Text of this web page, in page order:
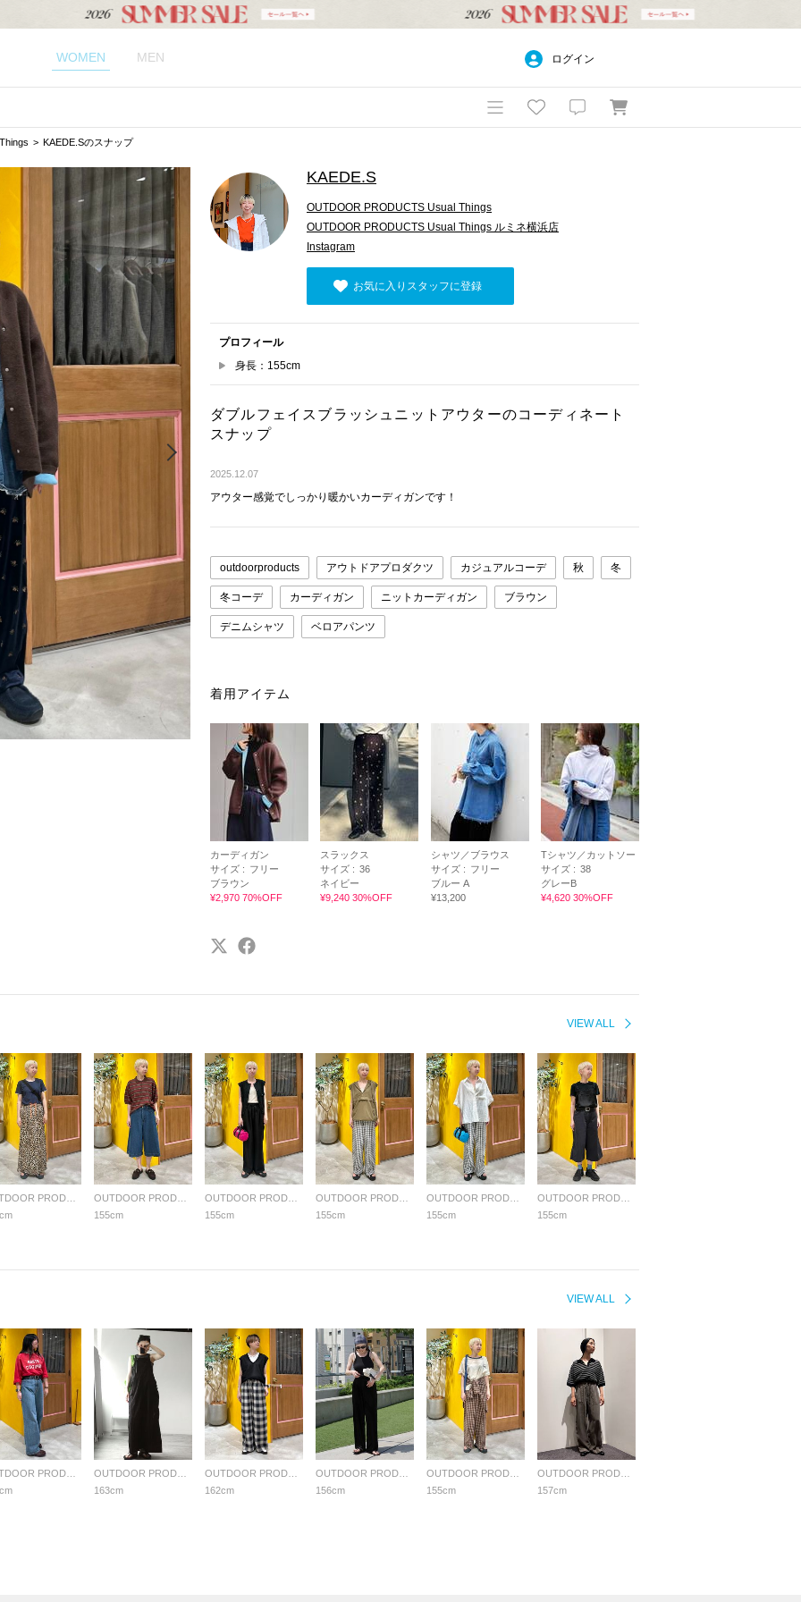
WOMEN MEN ログイン
KAEDE.Sのスナップ
Next
KAEDE.S
OUTDOOR PRODUCTS Usual Things
OUTDOOR PRODUCTS Usual Things ルミネ横浜店
Instagram
お気に入りスタッフに登録
プロフィール
身長：155cm
ダブルフェイスブラッシュニットアウターのコーディネート
スナップ
2025.12.07
アウター感覚でしっかり暖かいカーディガンです！
outdoorproducts アウトドアプロダクツ カジュアルコーデ 秋 冬
冬コーデ カーディガン ニットカーディガン ブラウン
デニムシャツ ベロアパンツ
着用アイテム
カーディガン
サイズ : フリー
ブラウン
¥2,970 70%OFF
スラックス
サイズ : 36
ネイビー
¥9,240 30%OFF
シャツ／ブラウス
サイズ : フリー
ブルー A
¥13,200
Tシャツ／カットソー
サイズ : 38
グレーB
¥4,620 30%OFF
VIEW ALL
155cm
155cm
155cm
155cm
155cm
VIEW ALL
163cm
162cm
156cm
155cm
157cm